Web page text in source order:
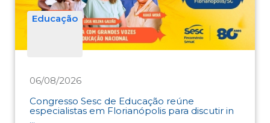
Educação
06/08/2026
Congresso Sesc de Educação reúne
especialistas em Florianópolis para discutir in
...